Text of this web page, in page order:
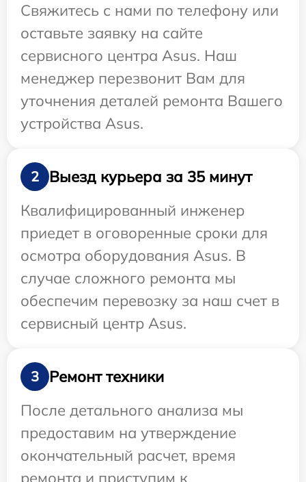
Свяжитесь с нами по телефону или
оставьте заявку на сайте
сервисного центра Asus. Наш
менеджер перезвонит Вам для
уточнения деталей ремонта Вашего
устройства Asus.
2
Выезд курьера за 35 минут
Квалифицированный инженер
приедет в оговоренные сроки для
осмотра оборудования Asus. В
случае сложного ремонта мы
обеспечим перевозку за наш счет в
сервисный центр Asus.
3
Ремонт техники
После детального анализа мы
предоставим на утверждение
окончательный расчет, время